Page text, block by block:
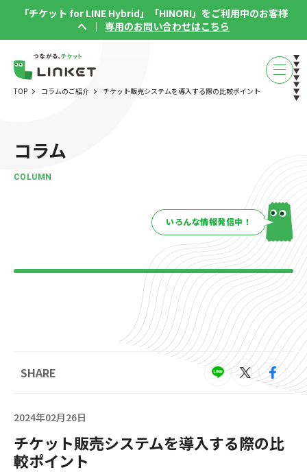
「チケット for LINE Hybrid」「HINORI」をご利用中のお客様
へ ｜ 専用のお問い合わせはこちら
TOP コラムのご紹介 チケット販売システムを導入する際の比較ポイント
コラム
COLUMN
いろんな情報発信中！
SHARE
2024年02月26日
チケット販売システムを導入する際の比
較ポイント